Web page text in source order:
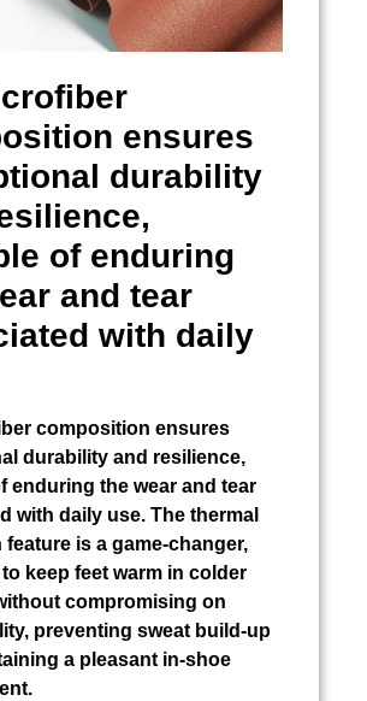
ensures
durability
of enduring
and tear
with daily
composition ensures
durability and resilience,
enduring the wear and tear
with daily use. The thermal
is a game-changer,
keep feet warm in colder
compromising on
preventing sweat build-up
a pleasant in-shoe